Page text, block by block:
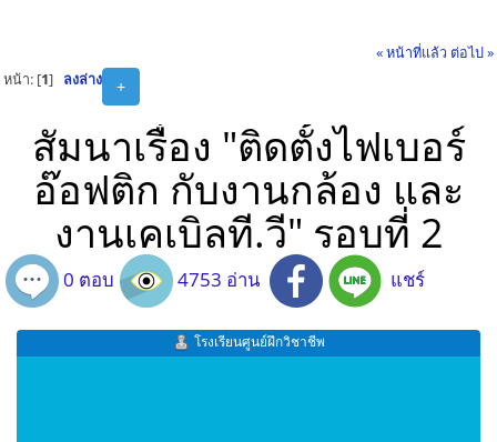
« หน้าที่แล้ว ต่อไป »
+
หน้า: [1] ลงล่าง
สัมนาเรื่อง "ติดตั้งไฟเบอร์
อ๊อฟติก กับงานกล้อง และ
งานเคเบิลที.วี" รอบที่ 2
0 ตอบ 4753 อ่าน แชร์
โรงเรียนศูนย์ฝึกวิชาชีพ